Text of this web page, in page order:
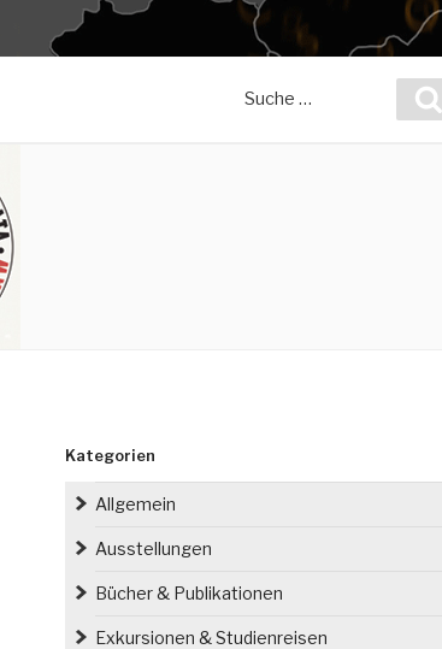
nach:
Kategorien
Allgemein
Ausstellungen
Bücher & Publikationen
Exkursionen & Studienreisen